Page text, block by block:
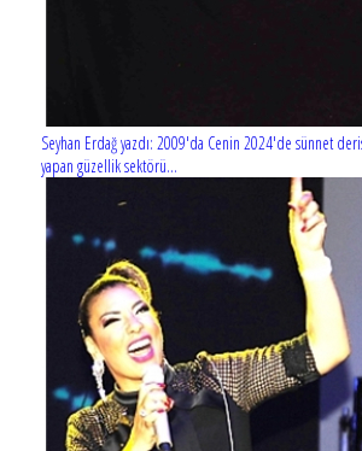
Seyhan Erdağ yazdı: 2009'da Cenin 2024'de sünnet
yapan güzellik sektörü...